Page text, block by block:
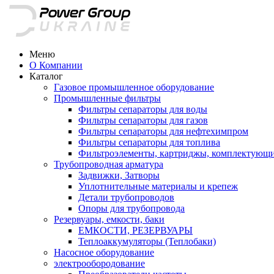
Меню
О Компании
Каталог
Газовое промышленное оборудование
Промышленные фильтры
Фильтры сепараторы для воды
Фильтры сепараторы для газов
Фильтры сепараторы для нефтехимпром
Фильтры сепараторы для топлива
Фильтроэлементы, картриджы,
Трубопроводная арматура
Задвижки, Затворы
Уплотнительные материалы и крепеж
Детали трубопроводов
Опоры для трубопровода
Резервуары, емкости, баки
ЕМКОСТИ, РЕЗЕРВУАРЫ
Теплоаккумуляторы (Теплобаки)
Насосное оборудование
электрообородование